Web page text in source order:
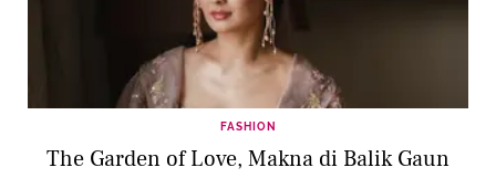
FASHION
The Garden of Love, Makna di Balik Gaun